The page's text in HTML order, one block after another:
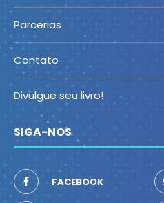
Parcerias
Contato
Divulgue seu livro!
SIGA-NOS
FACEBOOK